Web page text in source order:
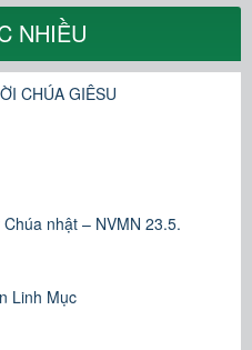
NHIỀU
CHÚA GIÊSU
nhật – NVMN 23.5.
Linh Mục